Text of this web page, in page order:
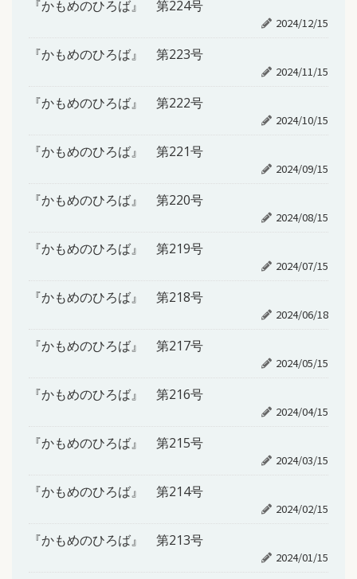
『かもめのひろば』 第224号
2024/12/15
『かもめのひろば』 第223号
2024/11/15
『かもめのひろば』 第222号
2024/10/15
『かもめのひろば』 第221号
2024/09/15
『かもめのひろば』 第220号
2024/08/15
『かもめのひろば』 第219号
2024/07/15
『かもめのひろば』 第218号
2024/06/18
『かもめのひろば』 第217号
2024/05/15
『かもめのひろば』 第216号
2024/04/15
『かもめのひろば』 第215号
2024/03/15
『かもめのひろば』 第214号
2024/02/15
『かもめのひろば』 第213号
2024/01/15